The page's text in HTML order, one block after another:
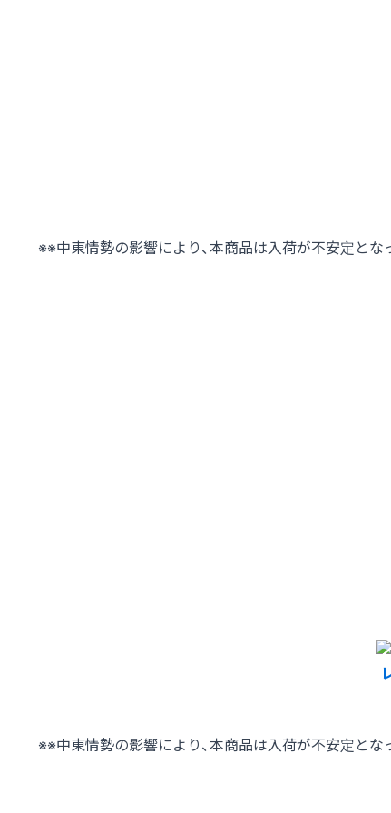
※※中東情勢の影響により、本商品は入荷が不安定と
※※中東情勢の影響により、本商品は入荷が不安定と